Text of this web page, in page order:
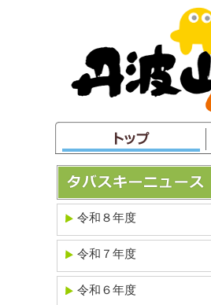
ャ
ン
プ
令和８年度
令和７年度
令和６年度